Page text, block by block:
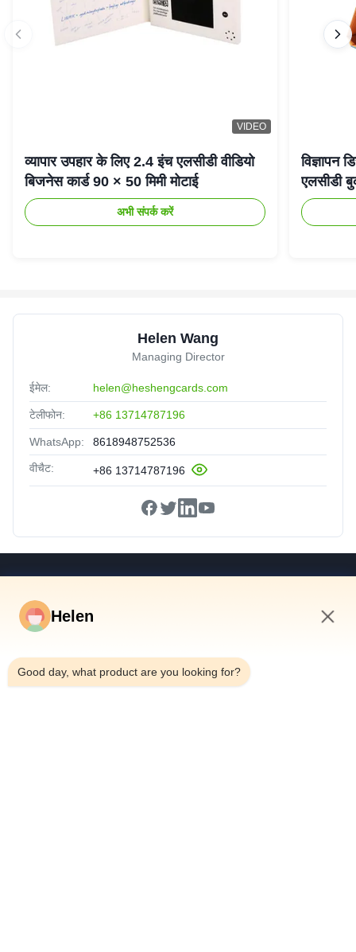
VIDEO
व्यापार उपहार के लिए 2.4 इंच एलसीडी वीडियो
बिजनेस कार्ड 90 × 50 मिमी मोटाई
अभी संपर्क करें
विज्ञापन
एलसीडी
Helen Wang
Managing Director
ईमेल: helen@heshengcards.com
टेलीफोन: +86 13714787196
WhatsApp: 8618948752536
वीचैट: +86 13714787196
हमारे बारे में
Helen
Good day, what product are you looking for?